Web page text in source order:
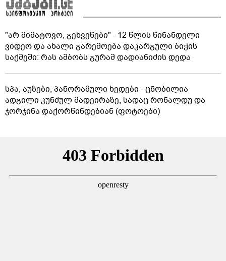
"არ მიმატოვო, გეხვეწები" - 12 წლის წინანდელი
ვიდეო და ახალი გარემოება დაკარგული ბიჭის
საქმეში: რას ამბობს გურამ დადიანიძის დედა
სპა, აუზები, პანორამული ხედები - ცნობილია
ადგილი კუნძულ მადეირაზე, სადაც რონალდუ და
ჯორჯინა დაქორწინდებიან (ფოტოები)